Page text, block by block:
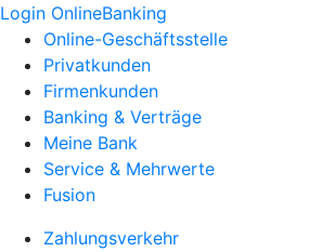
Login OnlineBanking
Online-Geschäftsstelle
Privatkunden
Firmenkunden
Banking & Verträge
Meine Bank
Service & Mehrwerte
Fusion
Zahlungsverkehr